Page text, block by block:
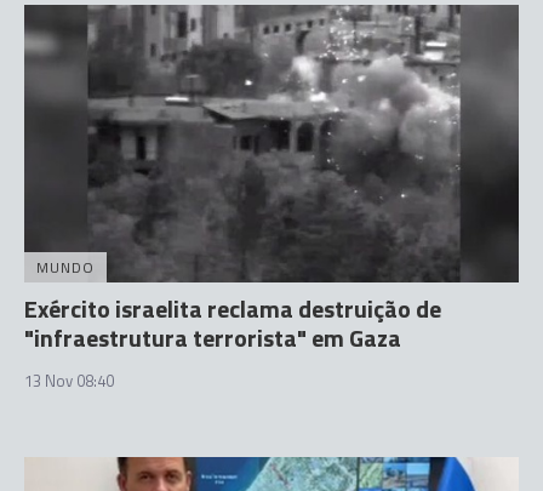
MUNDO
Exército israelita reclama destruição de
"infraestrutura terrorista" em Gaza
13 Nov 08:40